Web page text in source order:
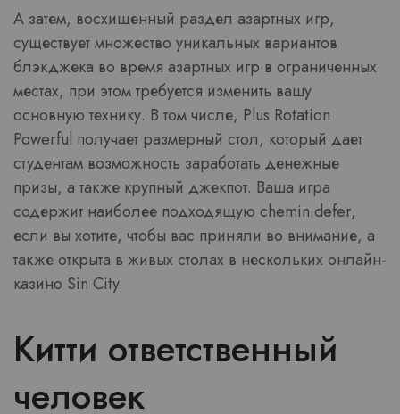
А затем, восхищенный раздел азартных игр,
существует множество уникальных вариантов
блэкджека во время азартных игр в ограниченных
местах, при этом требуется изменить вашу
основную технику. В том числе, Plus Rotation
Powerful получает размерный стол, который дает
студентам возможность заработать денежные
призы, а также крупный джекпот. Ваша игра
содержит наиболее подходящую chemin defer,
если вы хотите, чтобы вас приняли во внимание, а
также открыта в живых столах в нескольких онлайн-
казино Sin City.
Китти ответственный
человек